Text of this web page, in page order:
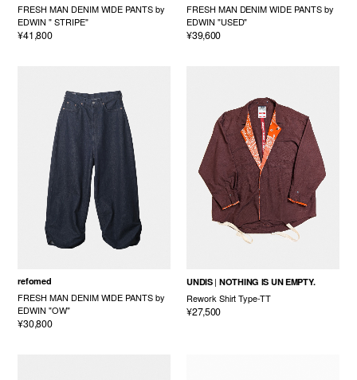
FRESH MAN DENIM WIDE PANTS by
EDWIN " STRIPE"
¥41,800
FRESH MAN DENIM WIDE PANTS by
EDWIN "USED"
¥39,600
refomed
FRESH MAN DENIM WIDE PANTS by
EDWIN "OW"
¥30,800
UNDIS NOTHING IS UN EMPTY.
Rework Shirt Type-TT
¥27,500